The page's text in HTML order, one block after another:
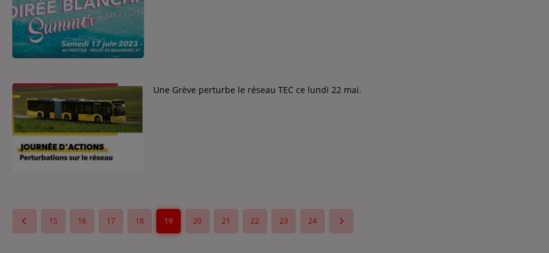
Une Grève perturbe le réseau TEC ce lundi 22 mai.
15 16 17 18 19 20 21 22 23 24